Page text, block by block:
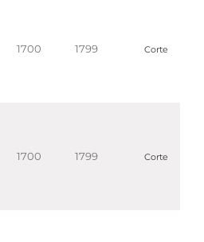
1700 1799 Corte
1700 1799 Corte